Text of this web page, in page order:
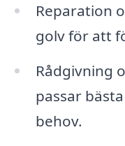
Reparation
golv för att
Rådgivning
passar
behov.